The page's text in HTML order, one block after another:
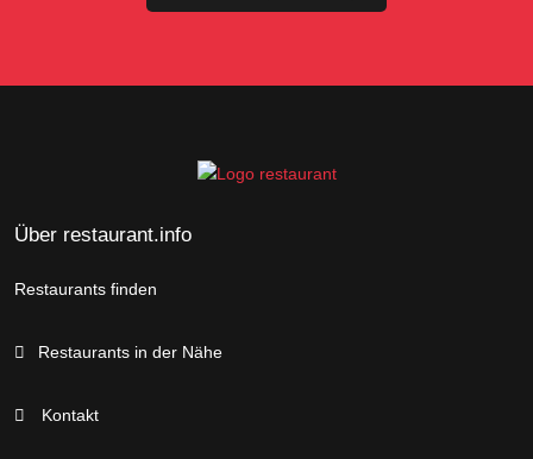
Über restaurant.info
Restaurants finden
Restaurants in der Nähe
Kontakt